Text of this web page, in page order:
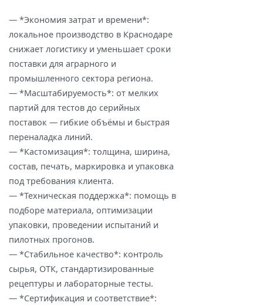
— *Экономия затрат и времени*:
локальное производство в Краснодаре
снижает логистику и уменьшает сроки
поставки для аграрного и
промышленного сектора региона.
— *Масштабируемость*: от мелких
партий для тестов до серийных
поставок — гибкие объёмы и быстрая
переналадка линий.
— *Кастомизация*: толщина, ширина,
состав, печать, маркировка и упаковка
под требования клиента.
— *Техническая поддержка*: помощь в
подборе материала, оптимизации
упаковки, проведении испытаний и
пилотных прогонов.
— *Стабильное качество*: контроль
сырья, ОТК, стандартизированные
рецептуры и лабораторные тесты.
— *Сертификация и соответствие*: